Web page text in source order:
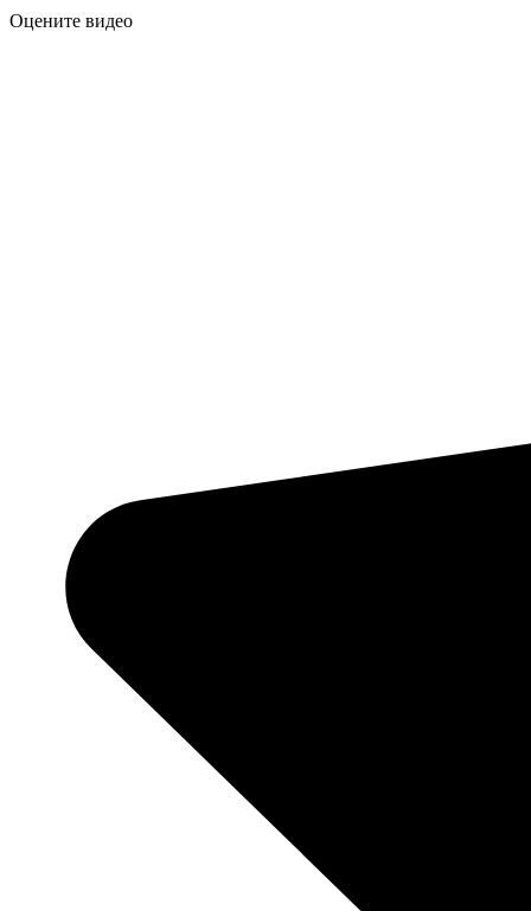
Оцените видео